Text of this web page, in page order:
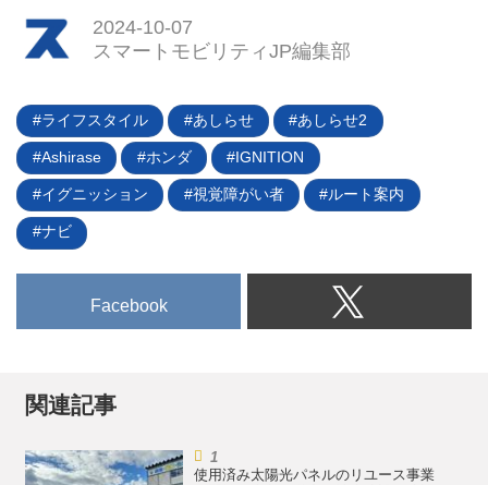
より、停止時にも自立する機能を
有するストリーモだが、この機能
のだろうか？ 最新の「ストリー
モS01JT」の細部を観察し、考察
してみた。
した電動アシスト自転車を販売す
待望の新シリーズ、「RAIL DISC-
e」、「RAIL ST-e」が発売され
た。8月1日より予約受付を開始し
ており納車は8月23日以降を予定
している。（タイトル写真は
2024-10-07
スマートモビリティJP編集部
ライフスタイル あしらせ あしらせ2
Ashirase ホンダ IGNITION
イグニッション 視覚障がい者 ルート案内
ナビ
Facebook
関連記事
使用済み太陽光パネルのリユース事業